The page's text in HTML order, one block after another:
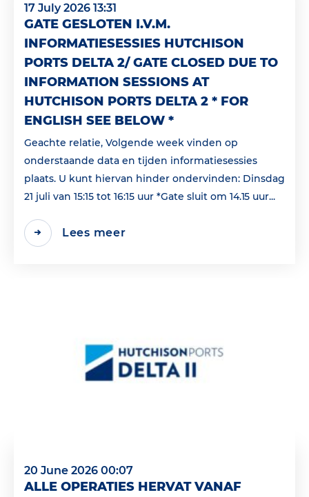
17 July 2026 13:31
GATE GESLOTEN I.V.M.
INFORMATIESESSIES HUTCHISON
PORTS DELTA 2/ GATE CLOSED DUE TO
INFORMATION SESSIONS AT
HUTCHISON PORTS DELTA 2 * FOR
ENGLISH SEE BELOW *
Geachte relatie, Volgende week vinden op
onderstaande data en tijden informatiesessies
plaats. U kunt hiervan hinder ondervinden: Dinsdag
21 juli van 15:15 tot 16:15 uur *Gate sluit om 14.15 uur...
Lees meer
20 June 2026 00:07
ALLE OPERATIES HERVAT VANAF